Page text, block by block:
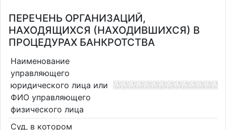
ПЕРЕЧЕНЬ ОРГАНИЗАЦИЙ,
НАХОДЯЩИХСЯ (НАХОДИВШИХСЯ) В
ПРОЦЕДУРАХ БАНКРОТСТВА
Наименование
управляющего
юридического лица или
ФИО управляющего
физического лица
Суд, в котором